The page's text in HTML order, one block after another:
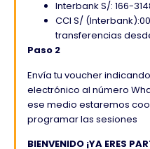
Interbank S/: 166-
CCI S/
transferencias
Paso 2
Envía tu voucher
electrónico al número
ese medio estaremos
programar las sesiones
BIENVENIDO ¡YA ERES